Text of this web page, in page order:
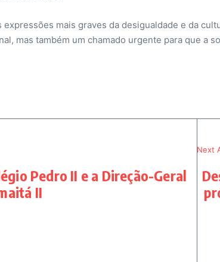
mais graves da desigualdade e da
mas também um chamado urgente para que a
Pedro II e a Direção-Geral
II
Next